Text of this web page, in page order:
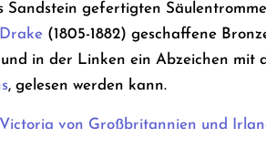
Sandstein gefertigten
(1805-1882) geschaffene
in der Linken ein Abzeichen mit
, gelesen werden kann.
Victoria von Großbritannien und